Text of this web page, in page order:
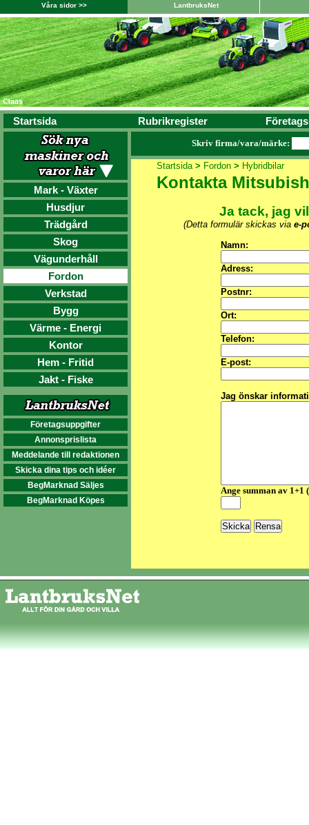
Våra sidor >> LantbruksNet
Startsida Rubrikregister
Mark - Växter
Husdjur
Trädgård
Skog
Vägunderhåll
Fordon
Verkstad
Bygg
Värme - Energi
Kontor
Hem - Fritid
Jakt - Fiske
Företagsuppgifter
Annonsprislista
Meddelande till redaktionen
Skicka dina tips och idéer
BegMarknad Säljes
BegMarknad Köpes
Skriv firma/vara/märke:
Startsida> Fordon> Hybridbilar
Kontakta
Ja tack, jag
(Detta formulär skickas via e-
Namn:
Adress:
Postnr:
Ort:
Telefon:
E-post:
Jag önskar
Ange summan av 1+1